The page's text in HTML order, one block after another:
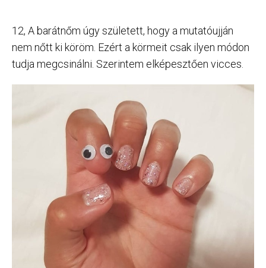
12, A barátnőm úgy született, hogy a mutatóujján
nem nőtt ki köröm. Ezért a körmeit csak ilyen módon
tudja megcsinálni. Szerintem elképesztően vicces.